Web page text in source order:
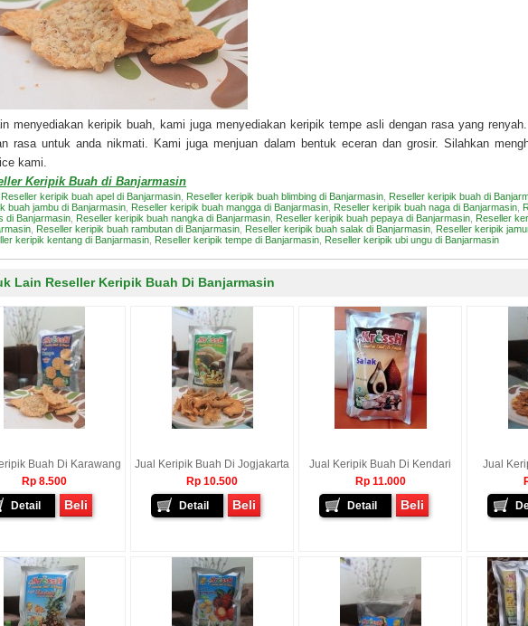
menyediakan keripik buah, kami juga menyediakan keripik tempe asli dengan rasa yang
rasa untuk anda nikmati. Kami juga menjuan dalam bentuk eceran dan grosir. Silahkan
kami.
Keripik Buah di Banjarmasin
Reseller keripik buah apel di Banjarmasin Reseller keripik buah blimbing di Banjarmasin Reseller keripik buah di
buah jambu di Banjarmasin Reseller keripik buah mangga di Banjarmasin Reseller keripik buah naga di Banjarmasin
di Banjarmasin Reseller keripik buah nangka di Banjarmasin Reseller keripik buah pepaya di Banjarmasin Reseller
Reseller keripik buah rambutan di Banjarmasin Reseller keripik buah salak di Banjarmasin Reseller keripik
keripik kentang di Banjarmasin Reseller keripik tempe di Banjarmasin Reseller keripik ubi ungu di Banjarmasin
Lain Reseller Keripik Buah Di Banjarmasin
Buah Di Karawang
Rp 8.500
Detail
Beli
Jual Keripik Buah Di Jogjakarta
Rp 10.500
Detail
Beli
Jual Keripik Buah Di Kendari
Rp 11.000
Detail
Beli
Jual